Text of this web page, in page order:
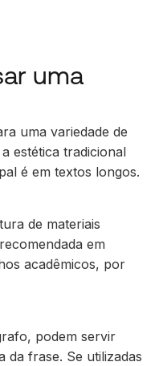
uma
uma variedade de
estética tradicional
é em textos longos.
de materiais
em
acadêmicos, por
podem servir
da frase. Se utilizadas